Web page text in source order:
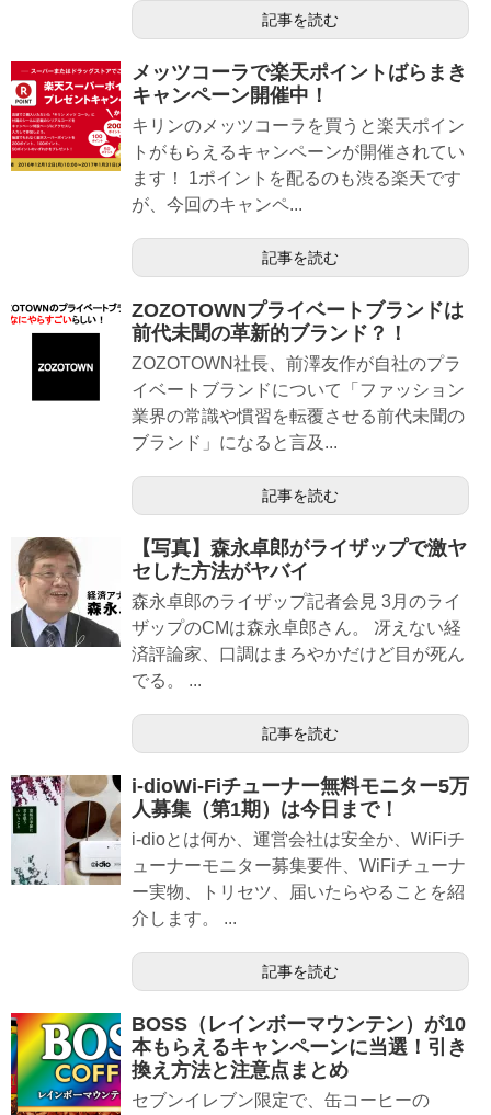
記事を読む
メッツコーラで楽天ポイントばらまき
キャンペーン開催中！
キリンのメッツコーラを買うと楽天ポイン
トがもらえるキャンペーンが開催されてい
ます！ 1ポイントを配るのも渋る楽天です
が、今回のキャンペ...
記事を読む
ZOZOTOWNプライベートブランドは
前代未聞の革新的ブランド？！
ZOZOTOWN社長、前澤友作が自社のプラ
イベートブランドについて「ファッション
業界の常識や慣習を転覆させる前代未聞の
ブランド」になると言及...
記事を読む
【写真】森永卓郎がライザップで激ヤ
セした方法がヤバイ
森永卓郎のライザップ記者会見 3月のライ
ザップのCMは森永卓郎さん。 冴えない経
済評論家、口調はまろやかだけど目が死ん
でる。 ...
記事を読む
i-dioWi-Fiチューナー無料モニター5万
人募集（第1期）は今日まで！
i-dioとは何か、運営会社は安全か、WiFiチ
ューナーモニター募集要件、WiFiチューナ
ー実物、トリセツ、届いたらやることを紹
介します。 ...
記事を読む
BOSS（レインボーマウンテン）が10
本もらえるキャンペーンに当選！引き
換え方法と注意点まとめ
セブンイレブン限定で、缶コーヒーの